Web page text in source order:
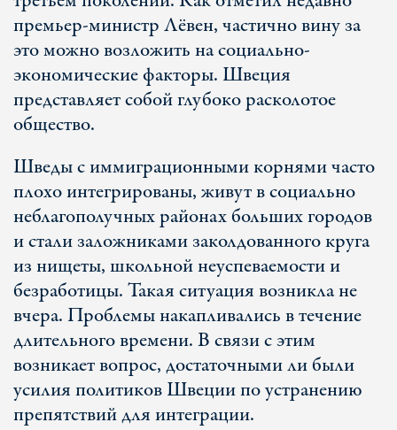
премьер-министр Лёвен, частично вину за
это можно возложить на социально-
экономические факторы. Швеция
представляет собой глубоко расколотое
общество.
Шведы с иммиграционными корнями часто
плохо интегрированы, живут в социально
неблагополучных районах больших городов
и стали заложниками заколдованного круга
из нищеты, школьной неуспеваемости и
безработицы. Такая ситуация возникла не
вчера. Проблемы накапливались в течение
длительного времени. В связи с этим
возникает вопрос, достаточными ли были
усилия политиков Швеции по устранению
препятствий для интеграции.